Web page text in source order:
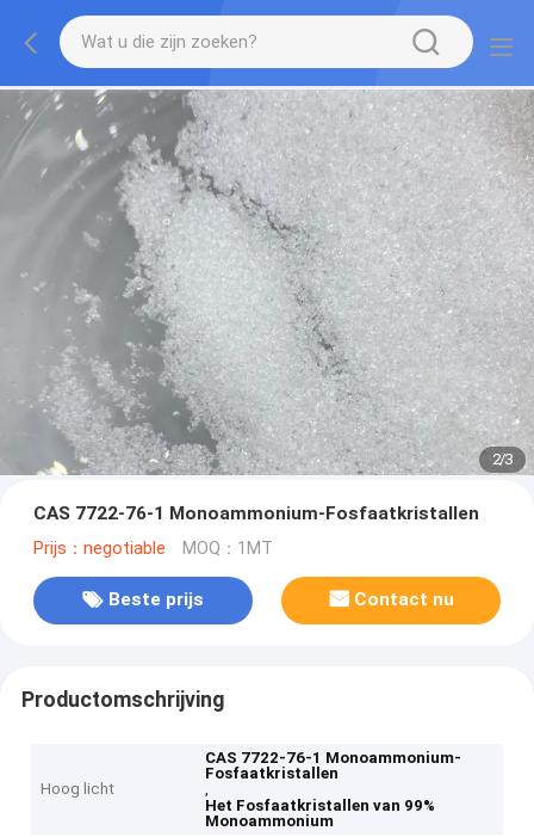
2/3
CAS 7722-76-1 Monoammonium-Fosfaatkristallen
Prijs：negotiable MOQ：1MT
Beste prijs Contact nu
Productomschrijving
Hoog licht
CAS 7722-76-1 Monoammonium-
Fosfaatkristallen
,
Het Fosfaatkristallen van 99%
Monoammonium